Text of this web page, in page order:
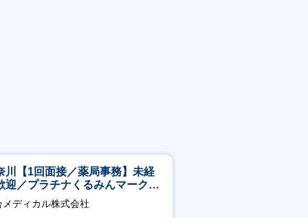
川【1回面接／薬局事務】未経
迎／プラチナくるみんマーク取
月平均残業13h／年休126日
メディカル株式会社